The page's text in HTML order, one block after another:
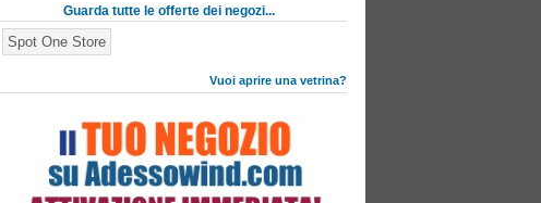
Guarda tutte le offerte dei negozi...
Spot One Store
Vuoi aprire una vetrina?